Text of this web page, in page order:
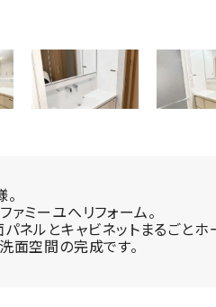
ミーユへリフォーム。
ネルとキャビネットまるごと
面空間の完成です。